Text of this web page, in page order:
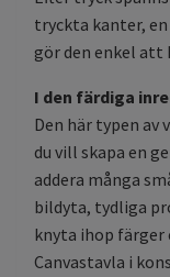
tryckta kanter,
gör den enkel att
I den färdiga
Den här typen av
du vill skapa en
addera många
bildyta, tydliga
knyta ihop färger
Canvastavla i